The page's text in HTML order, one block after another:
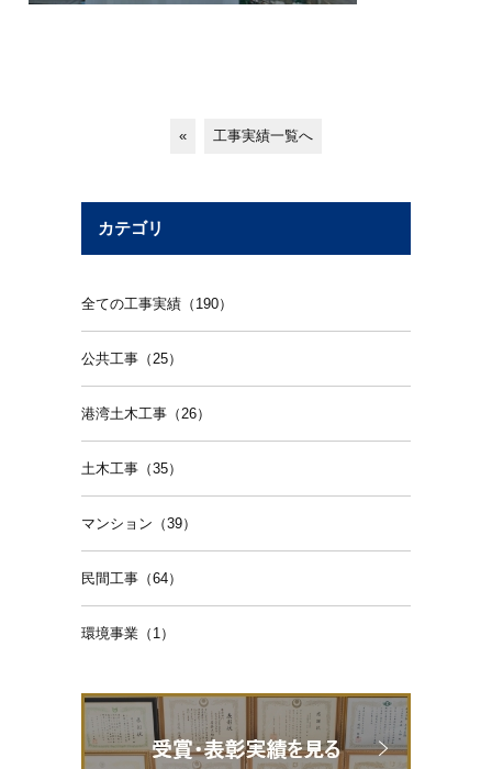
« 工事実績一覧へ
カテゴリ
全ての工事実績（190）
公共工事（25）
港湾土木工事（26）
土木工事（35）
マンション（39）
民間工事（64）
環境事業（1）